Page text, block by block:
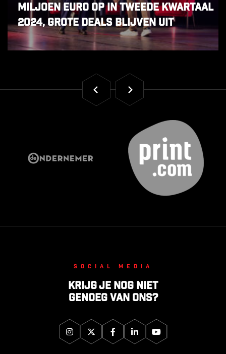
miljoen euro op in tweede kwartaal
2024, grote deals blijven uit
Social media
Krijg je nog niet
genoeg van ons?